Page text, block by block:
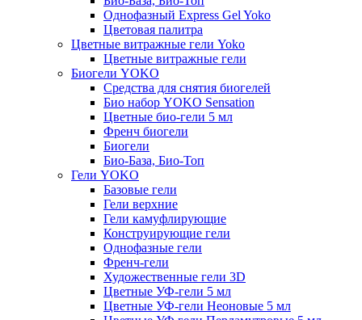
Однофазный Express Gel Yoko
Цветовая палитра
Цветные витражные гели Yoko
Цветные витражные гели
Биогели YOKO
Средства для снятия биогелей
Био набор YOKO Sensation
Цветные био-гели 5 мл
Френч биогели
Биогели
Био-База, Био-Топ
Гели YOKO
Базовые гели
Гели верхние
Гели камуфлирующие
Конструирующие гели
Однофазные гели
Френч-гели
Художественные гели 3D
Цветные УФ-гели 5 мл
Цветные УФ-гели Неоновые 5 мл